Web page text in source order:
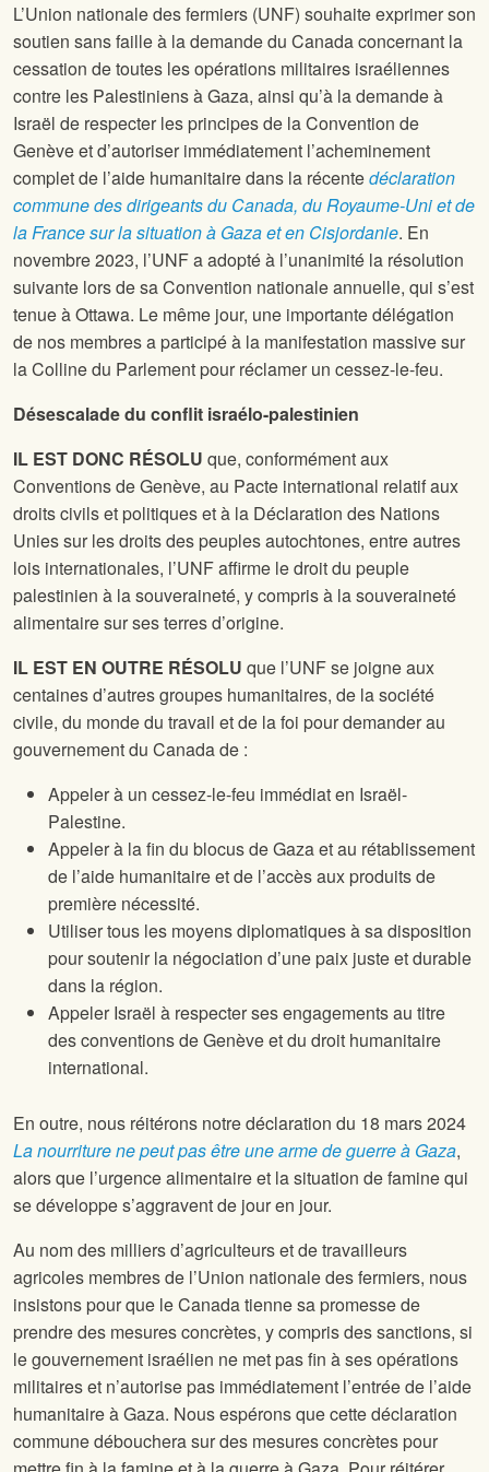
L’Union nationale des fermiers (UNF) souhaite exprimer son
soutien sans faille à la demande du Canada concernant la
cessation de toutes les opérations militaires israéliennes
contre les Palestiniens à Gaza, ainsi qu’à la demande à
Israël de respecter les principes de la Convention de
Genève et d’autoriser immédiatement l’acheminement
complet de l’aide humanitaire dans la récentedéclaration
commune des dirigeants du Canada, du Royaume-Uni et de
la France sur la situation à Gaza et en Cisjordanie. En
novembre 2023, l’UNF a adopté à l’unanimité la résolution
suivante lors de sa Convention nationale annuelle, qui s’est
tenue à Ottawa. Le même jour, une importante délégation
de nos membres a participé à la manifestation massive sur
la Colline du Parlement pour réclamer un cessez-le-feu.
Désescalade du conflit israélo-palestinien
IL EST DONC RÉSOLU que, conformément aux
Conventions de Genève, au Pacte international relatif aux
droits civils et politiques et à la Déclaration des Nations
Unies sur les droits des peuples autochtones, entre autres
lois internationales, l’UNF affirme le droit du peuple
palestinien à la souveraineté, y compris à la souveraineté
alimentaire sur ses terres d’origine.
IL EST EN OUTRE RÉSOLU que l’UNF se joigne aux
centaines d’autres groupes humanitaires, de la société
civile, du monde du travail et de la foi pour demander au
gouvernement du Canada de :
Appeler à un cessez-le-feu immédiat en Israël-
Palestine.
Appeler à la fin du blocus de Gaza et au rétablissement
de l’aide humanitaire et de l’accès aux produits de
première nécessité.
Utiliser tous les moyens diplomatiques à sa disposition
pour soutenir la négociation d’une paix juste et durable
dans la région.
Appeler Israël à respecter ses engagements au titre
des conventions de Genève et du droit humanitaire
international.
En outre, nous réitérons notre déclaration du 18 mars 2024
La nourriture ne peut pas être une arme de guerre à Gaza,
alors que l’urgence alimentaire et la situation de famine qui
se développe s’aggravent de jour en jour.
Au nom des milliers d’agriculteurs et de travailleurs
agricoles membres de l’Union nationale des fermiers, nous
insistons pour que le Canada tienne sa promesse de
prendre des mesures concrètes, y compris des sanctions, si
le gouvernement israélien ne met pas fin à ses opérations
militaires et n’autorise pas immédiatement l’entrée de l’aide
humanitaire à Gaza. Nous espérons que cette déclaration
commune débouchera sur des mesures concrètes pour